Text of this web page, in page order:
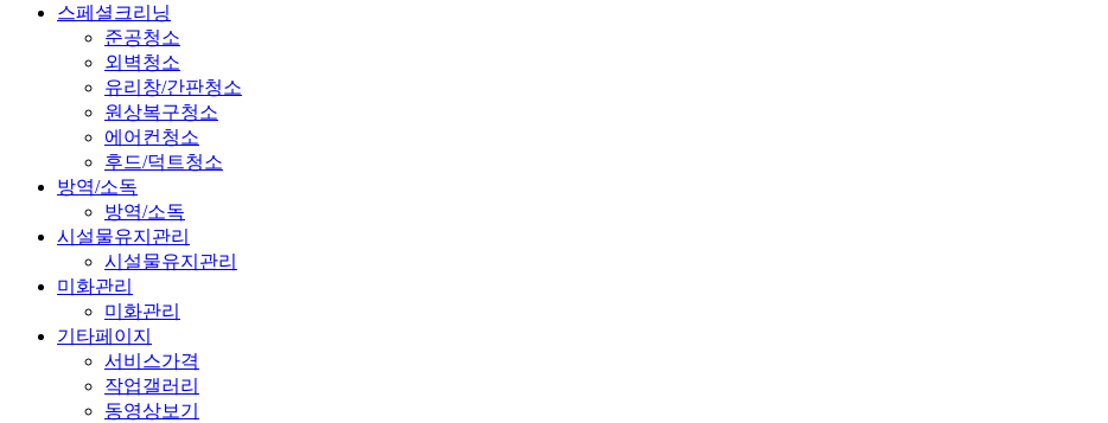
스페셜크리닝
준공청소
외벽청소
유리창/간판청소
원상복구청소
에어컨청소
후드/덕트청소
방역/소독
방역/소독
시설물유지관리
시설물유지관리
미화관리
미화관리
기타페이지
서비스가격
작업갤러리
동영상보기